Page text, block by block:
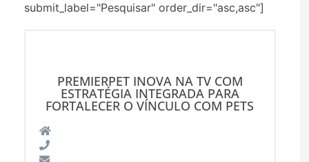
submit_label="Pesquisar" order_dir="asc,asc"]
PREMIERPET INOVA NA TV COM
ESTRATÉGIA INTEGRADA PARA
FORTALECER O VÍNCULO COM PETS